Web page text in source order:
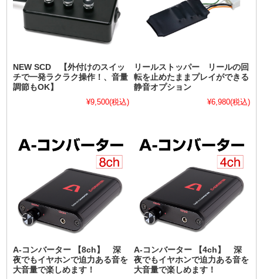
NEW SCD 【外付けのスイッ
チで一発ラクラク操作！、音量
調節もOK】
¥9,500(税込)
リールストッパー リールの回
転を止めたままプレイができる
静音オプション
¥6,980(税込)
A-コンバーター 【8ch】 深
夜でもイヤホンで迫力ある音を
大音量で楽しめます！
A-コンバーター 【4ch】 深
夜でもイヤホンで迫力ある音を
大音量で楽しめます！